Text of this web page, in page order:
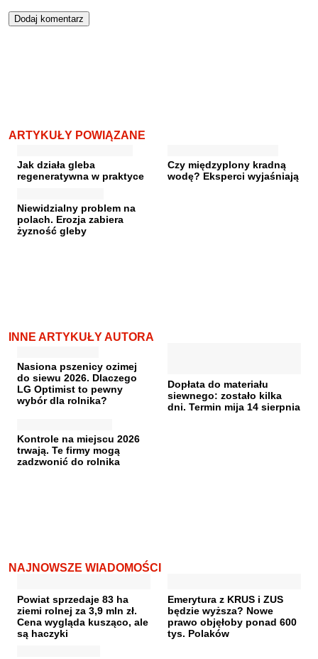
ARTYKUŁY POWIĄZANE
Jak działa gleba
regeneratywna w praktyce
Czy międzyplony kradną
wodę? Eksperci wyjaśniają
Niewidzialny problem na
polach. Erozja zabiera
żyzność gleby
INNE ARTYKUŁY AUTORA
Nasiona pszenicy ozimej
do siewu 2026. Dlaczego
LG Optimist to pewny
wybór dla rolnika?
Dopłata do materiału
siewnego: zostało kilka
dni. Termin mija 14 sierpnia
Kontrole na miejscu 2026
trwają. Te firmy mogą
zadzwonić do rolnika
NAJNOWSZE WIADOMOŚCI
Powiat sprzedaje 83 ha
ziemi rolnej za 3,9 mln zł.
Cena wygląda kusząco, ale
są haczyki
Emerytura z KRUS i ZUS
będzie wyższa? Nowe
prawo objęłoby ponad 600
tys. Polaków